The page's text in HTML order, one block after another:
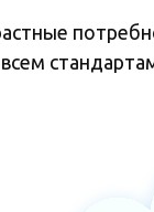
стандартам